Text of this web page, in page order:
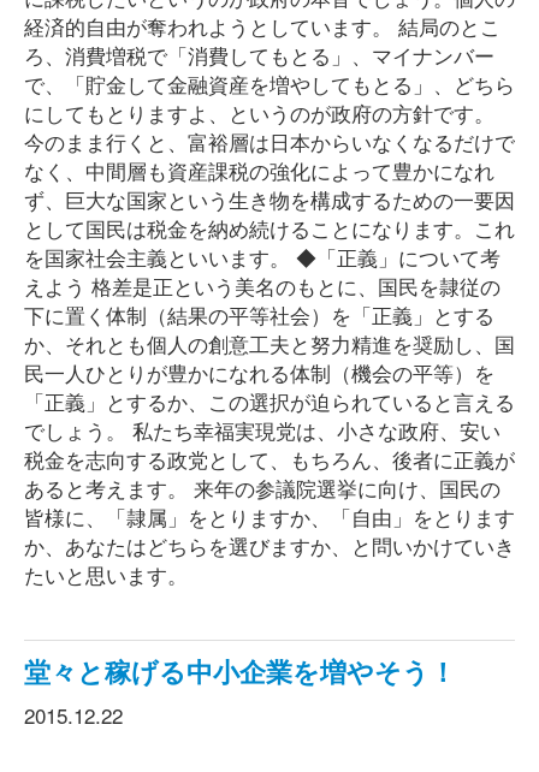
経済的自由が奪われようとしています。 結局のとこ
ろ、消費増税で「消費してもとる」、マイナンバー
で、「貯金して金融資産を増やしてもとる」、どちら
にしてもとりますよ、というのが政府の方針です。
今のまま行くと、富裕層は日本からいなくなるだけで
なく、中間層も資産課税の強化によって豊かになれ
ず、巨大な国家という生き物を構成するための一要因
として国民は税金を納め続けることになります。これ
を国家社会主義といいます。 ◆「正義」について考
えよう 格差是正という美名のもとに、国民を隷従の
下に置く体制（結果の平等社会）を「正義」とする
か、それとも個人の創意工夫と努力精進を奨励し、国
民一人ひとりが豊かになれる体制（機会の平等）を
「正義」とするか、この選択が迫られていると言える
でしょう。 私たち幸福実現党は、小さな政府、安い
税金を志向する政党として、もちろん、後者に正義が
あると考えます。 来年の参議院選挙に向け、国民の
皆様に、「隷属」をとりますか、「自由」をとります
か、あなたはどちらを選びますか、と問いかけていき
たいと思います。
堂々と稼げる中小企業を増やそう！
2015.12.22